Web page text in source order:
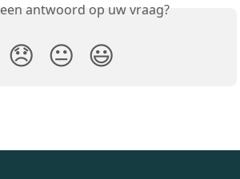
antwoord op uw vraag?
😞 😐 😃